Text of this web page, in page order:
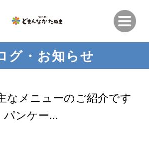
グ・お知らせ
なメニューのご紹介です
パンケー…